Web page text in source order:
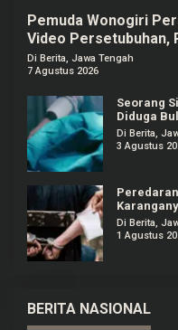
Pemuda Wonogiri
Video Persetubuhan,
Di Berita, Jawa Tengah
7 Agustus 2026
Seorang
Diduga
Di Berita,
3 Agustus
Di Berita,
1 Agustus
BERITA NASIONAL